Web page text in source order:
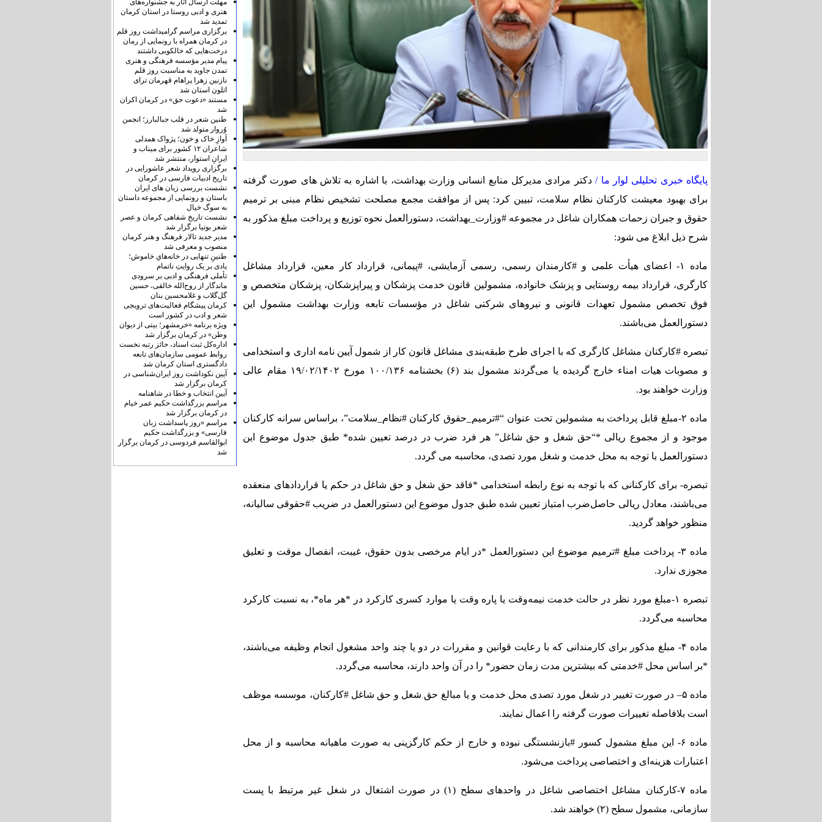
پایگاه خبری تحلیلی لوار ما /دکتر مرادی مدیرکل منابع انسانی وزارت بهداشت، با اشاره به تلاش های صورت گرفته
برای بهبود معیشت کارکنان نظام سلامت، تبیین کرد: پس از موافقت مجمع مصلحت تشخیص نظام مبنی بر ترمیم
حقوق و جبران زحمات همکاران شاغل در مجموعه #وزارت_بهداشت، دستورالعمل نحوه توزیع و پرداخت مبلغ مذکور به
شرح ذیل ابلاغ می شود:
ماده ۱- اعضای هیأت علمی و #کارمندان رسمی، رسمی آزمایشی، #پیمانی، قرارداد کار معین، قرارداد مشاغل
کارگری، قرارداد بیمه روستایی و پزشک خانواده، مشمولین قانون خدمت پزشکان و پیراپزشکان، پزشکان متخصص و
فوق تخصص مشمول تعهدات قانونی و نیروهای شرکتی شاغل در مؤسسات تابعه وزارت بهداشت مشمول این
دستورالعمل می‌باشند.
تبصره #کارکنان مشاغل کارگری که با اجرای طرح طبقه‌بندی مشاغل قانون کار از شمول آیین نامه اداری و استخدامی
و مصوبات هیات امناء خارج گردیده یا می‌گردند مشمول بند (۶) بخشنامه ۱۰۰/۱۳۶ مورخ ۱۹/۰۲/۱۴۰۲ مقام عالی
وزارت خواهند بود.
ماده ۲-مبلغ قابل پرداخت به مشمولین تحت عنوان “#ترمیم_حقوق کارکنان #نظام_سلامت”، براساس سرانه کارکنان
موجود و از مجموع ریالی *“حق شغل و حق شاغل” هر فرد ضرب در درصد تعیین شده* طبق جدول موضوع این
دستورالعمل با توجه به محل خدمت و شغل مورد تصدی، محاسبه می گردد.
تبصره- برای کارکنانی که با توجه به نوع رابطه استخدامی *فاقد حق شغل و حق شاغل در حکم یا قراردادهای منعقده
می‌باشند، معادل ریالی حاصل‌ضرب امتیاز تعیین شده طبق جدول موضوع این دستورالعمل در ضریب #حقوقی سالیانه،
منظور خواهد گردید.
ماده ۳- پرداخت مبلغ #ترمیم موضوع این دستورالعمل *در ایام مرخصی بدون حقوق، غیبت، انفصال موقت و تعلیق
مجوزی ندارد.
تبصره ۱-مبلغ مورد نظر در حالت خدمت نیمه‌وقت یا پاره وقت یا موارد کسری کارکرد در *هر ماه*، به نسبت کارکرد
محاسبه می‌گردد.
ماده ۴- مبلغ مذکور برای کارمندانی که با رعایت قوانین و مقررات در دو یا چند واحد مشغول انجام وظیفه می‌باشند،
*بر اساس محل #خدمتی که بیشترین مدت زمان حضور* را در آن واحد دارند، محاسبه می‌گردد.
ماده ۵– در صورت تغییر در شغل مورد تصدی محل خدمت و یا مبالغ حق شغل و حق شاغل #کارکنان، موسسه موظف
است بلافاصله تغییرات صورت گرفته را اعمال نمایند.
ماده ۶- این مبلغ مشمول کسور #بازنشستگی نبوده و خارج از حکم کارگزینی به صورت ماهیانه محاسبه و از محل
اعتبارات هزینه‌ای و اختصاصی پرداخت می‌شود.
ماده ۷-کارکنان مشاغل اختصاصی شاغل در واحدهای سطح (۱) در صورت اشتغال در شغل غیر مرتبط با پست
سازمانی، مشمول سطح (۲) خواهند شد.
مهلت ارسال آثار به جشنواره‌های
هنری و ادبی روستا در استان کرمان
تمدید شد
برگزاری مراسم گرامیداشت روز قلم
در کرمان همراه با رونمایی از رمان
درخت‌هایی که خالکوبی داشتند
پیام مدیر مؤسسه فرهنگی و هنری
تمدن جاوید به مناسبت روز قلم
نازنین زهرا پراهام قهرمان ترای
اتلون استان شد
مستند «دعوت حق» در کرمان اکران
شد
طنین شعر در قلب جبالبارز؛ انجمن
وُروار متولد شد
آوازِ خاک و خون؛ پژواک همدلی
شاعران ۱۲ کشور برای میناب و
ایرانِ استوار، منتشر شد
برگزاری رویداد شعر عاشورایی در
تاریخ ادبیات فارسی در کرمان
نشست بررسی زبان های ایران
باستان و رونمایی از مجموعه داستان
به سوگ خیال
نشست تاریخ شفاهی کرمان و عصر
شعر بوتیا برگزار شد
مدیر جدید تالار فرهنگ و هنر کرمان
منصوب و معرفی شد
طنینِ تنهایی در خانه‌هایِ خاموش؛
یادی بر یک روایتِ ناتمام
تأملی فرهنگی و ادبی بر سرودی
ماندگار از روح‌الله خالقی، حسین
گل‌گلاب و غلامحسین بنان
کرمان پیشگام فعالیت‌های ترویجی
شعر و ادب در کشور است
ویژه برنامه «خرمشهر؛ بیتی از دیوان
وطن» در کرمان برگزار شد
اداره‌کل ثبت اسناد، حائز رتبه نخست
روابط عمومی سازمان‌های تابعه
دادگستری استان کرمان شد
آیین نکوداشت روز ایران‌شناسی در
کرمان برگزار شد
آیین انتخاب و خطا در شاهنامه
مراسم بزرگداشت حکیم عمر خیام
در کرمان برگزار شد
مراسم «روز پاسداشت زبان
فارسی» و بزرگداشت حکیم
ابوالقاسم فردوسی در کرمان برگزار
شد